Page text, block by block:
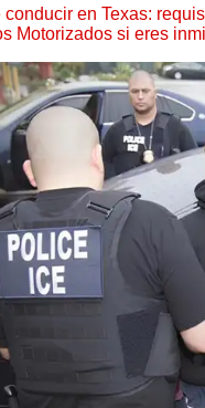
conducir en Texas:
Motorizados si eres